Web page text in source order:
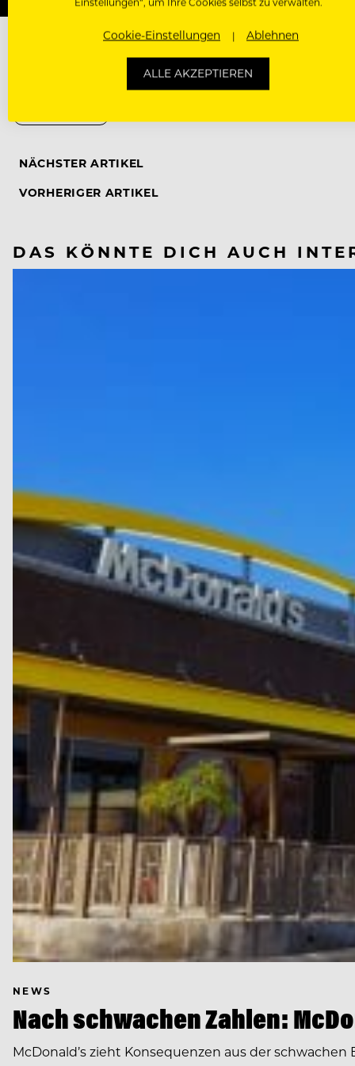
NÄCHSTER ARTIKEL
VORHERIGER ARTIKEL
DAS KÖNNTE DICH AUCH
NEWS
Nach schwachen Zahlen:
McDonald’s zieht Konsequenzen aus der
Cookie-Einstellungen Ablehnen
ALLE AKZEPTIEREN